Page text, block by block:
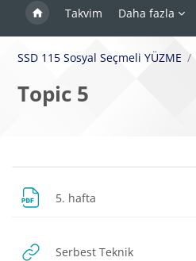
Takvim Daha fazla
SSD 115 Sosyal Seçmeli YÜZME
Topic 5
Bloklar
Bölüm anahatları
5. hafta
Serbest TeknikURL